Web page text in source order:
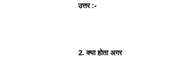
उत्तर :-
2. क्या होता अगर